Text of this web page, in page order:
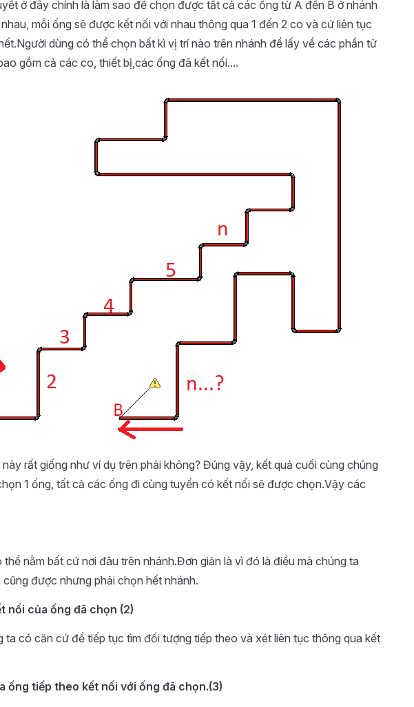
ở đây chính là làm sao để chọn được tất cả các ống từ A đến B ở nhánh
mỗi ống sẽ được kết nối với nhau thông qua 1 đến 2 co và cứ liên tục
dùng có thể chọn bất kì vị trí nào trên nhánh để lấy về các phần tử
gồm cả các co, thiết bị,các ống đã kết nối....
rất giống như ví dụ trên phải không? Đúng vậy, kết quả cuối cùng chúng
1 ống, tất cả các ống đi cùng tuyến có kết nối sẽ được chọn.Vậy các
nằm bất cứ nơi đâu trên nhánh.Đơn giản là vì đó là điều mà chúng ta
được nhưng phải chọn hết nhánh.
nối của ống đã chọn (2)
ta có căn cứ để tiếp tục tìm đối tượng tiếp theo và xét liên tục thông qua kết
ống tiếp theo kết nối với ống đã chọn.(3)